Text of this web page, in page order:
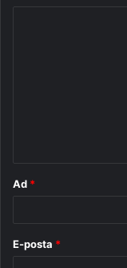
Ad *
E-posta *